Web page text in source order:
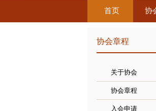
首页 协
协会章程
关于协会
协会章程
入会申请